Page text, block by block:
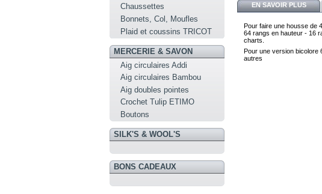
Chaussettes
Bonnets, Col, Moufles
Plaid et coussins TRICOT
MERCERIE & SAVON
Aig circulaires Addi
Aig circulaires Bambou
Aig doubles pointes
Crochet Tulip ETIMO
Boutons
SILK'S & WOOL'S
BONS CADEAUX
EN SAVOIR PLUS
Pour faire une housse de
64 rangs en hauteur - 16
charts.
Pour une version bicolore
autres